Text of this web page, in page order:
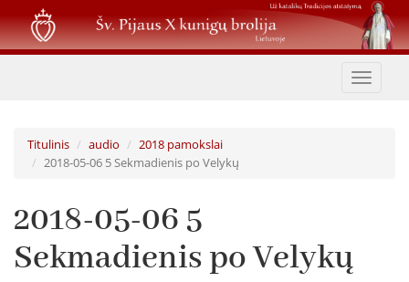
Pereiti
į
pagrindinį
Toggle
Titulinis audio
2018 pamokslai
2018-05-06 5 Sekmadienis po Velykų
2018-05-06 5
Sekmadienis po Velykų